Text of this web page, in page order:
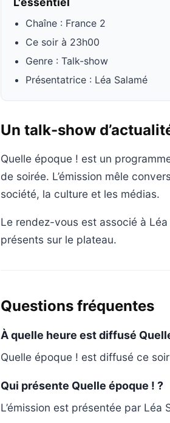
Chaîne : France 2
Ce soir à 23h00
Genre : Talk-show
Présentatrice : Léa Salamé
Un talk-show
Quelle époque ! est un
de soirée. L’émission mêle
société, la culture et les médias.
Le rendez-vous est associé à
présents sur le plateau.
Questions fréquentes
À quelle heure est diffusé
Quelle époque ! est diffusé ce
Qui présente Quelle époque ! ?
L’émission est présentée par Léa